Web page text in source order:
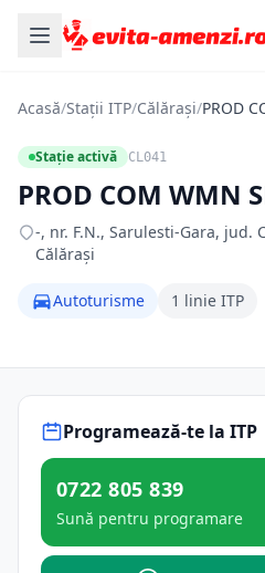
Acasă/Stații ITP/Călărași/PROD
Stație activă CL041
PROD COM WMN
-, nr. F.N., Sarulesti-Gara, jud.
Călărași
Autoturisme 1 linie ITP
Programează-te la ITP
0722 805 839
Sună pentru programare